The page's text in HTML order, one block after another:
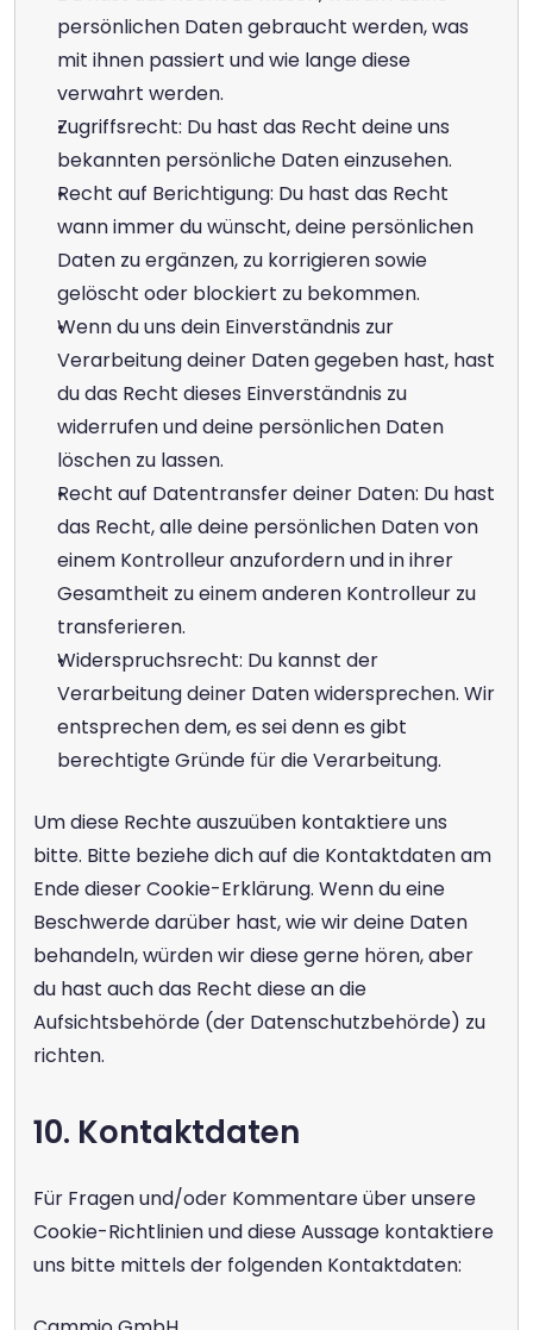
persönlichen Daten gebraucht werden, was
mit ihnen passiert und wie lange diese
verwahrt werden.
Zugriffsrecht: Du hast das Recht deine uns
bekannten persönliche Daten einzusehen.
Recht auf Berichtigung: Du hast das Recht
wann immer du wünscht, deine persönlichen
Daten zu ergänzen, zu korrigieren sowie
gelöscht oder blockiert zu bekommen.
Wenn du uns dein Einverständnis zur
Verarbeitung deiner Daten gegeben hast, hast
du das Recht dieses Einverständnis zu
widerrufen und deine persönlichen Daten
löschen zu lassen.
Recht auf Datentransfer deiner Daten: Du hast
das Recht, alle deine persönlichen Daten von
einem Kontrolleur anzufordern und in ihrer
Gesamtheit zu einem anderen Kontrolleur zu
transferieren.
Widerspruchsrecht: Du kannst der
Verarbeitung deiner Daten widersprechen. Wir
entsprechen dem, es sei denn es gibt
berechtigte Gründe für die Verarbeitung.
Um diese Rechte auszuüben kontaktiere uns
bitte. Bitte beziehe dich auf die Kontaktdaten am
Ende dieser Cookie-Erklärung. Wenn du eine
Beschwerde darüber hast, wie wir deine Daten
behandeln, würden wir diese gerne hören, aber
du hast auch das Recht diese an die
Aufsichtsbehörde (der Datenschutzbehörde) zu
richten.
10. Kontaktdaten
Für Fragen und/oder Kommentare über unsere
Cookie-Richtlinien und diese Aussage kontaktiere
uns bitte mittels der folgenden Kontaktdaten: